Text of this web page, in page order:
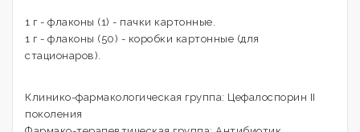
1 г - флаконы (1) - пачки картонные.
1 г - флаконы (50) - коробки картонные (для
стационаров).
Клинико-фармакологическая группа: Цефалоспорин II
поколения